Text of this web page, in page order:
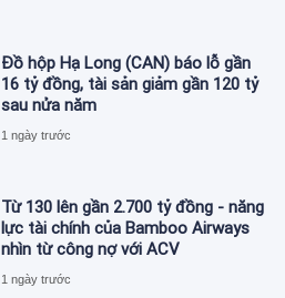
Đồ hộp Hạ Long (CAN) báo lỗ gần
16 tỷ đồng, tài sản giảm gần 120 tỷ
sau nửa năm
1 ngày trước
Từ 130 lên gần 2.700 tỷ đồng - năng
lực tài chính của Bamboo Airways
nhìn từ công nợ với ACV
1 ngày trước